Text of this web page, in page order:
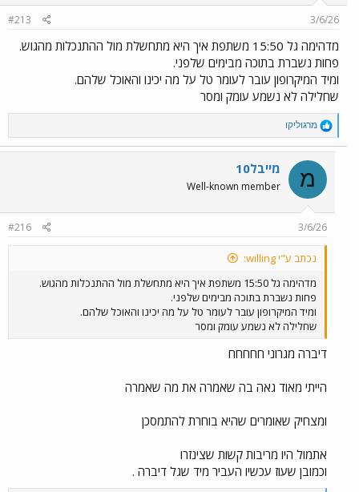
s
3/6/26
#213
מדהימה גל 15:50 משתפת איך היא מתחשלת מול ההתנכלות מהגוש.
פחות נשברת בתוכה מבימים שלפני.
ומיד המיקרופון עובר לעומר טל על מה יכינו והאוכל שלהם.
שחלילה לא נשמע עומק ומסר
R
e
a
c
o
n
s
מרגוליקו
מ מייבל10
Well-known member
3/6/26
#216
נכתב ע"י willing:
מדהימה גל 15:50 משתפת איך היא מתחשלת מול ההתנכלות מהגוש.
פחות נשברת בתוכה מבימים שלפני.
ומיד המיקרופון עובר לעומר טל על מה יכינו והאוכל שלהם.
שחלילה לא נשמע עומק ומסר
דיברה מגרוני חחחחח
הייתי מאוד גאה בה שאמרה את מה שאמרה
ומצחיק שאומרים שהיא בוחרת להתמסכן
אתמול היו מריבות קשות שצינזרו
וכמובן שעוז עכשיו העביר מיד שגל דיברה .